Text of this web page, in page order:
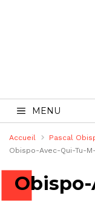
MENU
Accueil
Pascal
Obispo-Avec-Qui-Tu-